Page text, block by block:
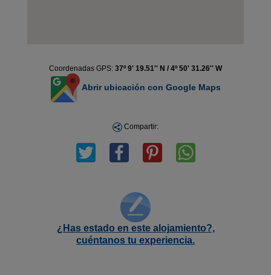
Coordenadas GPS: 37º 9' 19.51'' N / 4º 50' 31.26'' W
Abrir ubicación con Google Maps
Compartir:
¿Has estado en este alojamiento?,
cuéntanos tu experiencia.